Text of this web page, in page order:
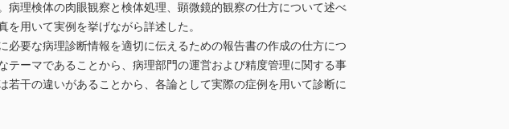
理検体の肉眼観察と検体処理、顕微鏡的観察の仕方について述べ
用いて実例を挙げながら詳述した。
要な病理診断情報を適切に伝えるための報告書の作成の仕方につ
ーマであることから、病理部門の運営および精度管理に関する事
干の違いがあることから、各論として実際の症例を用いて診断に